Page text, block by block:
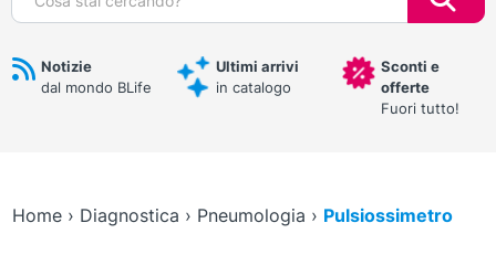
Notizie
dal mondo BLife
Ultimi arrivi
in catalogo
Sconti e
offerte
Fuori tutto!
Home› Diagnostica › Pneumologia › Pulsiossimetro